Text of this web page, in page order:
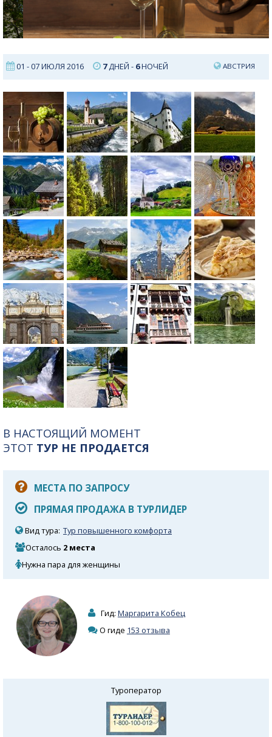
01 - 07 ИЮЛЯ 2016 7ДНЕЙ - 6НОЧЕЙ АВСТРИЯ
В НАСТОЯЩИЙ МОМЕНТ
ЭТОТ ТУР НЕ ПРОДАЕТСЯ
МЕСТА ПО ЗАПРОСУ
ПРЯМАЯ ПРОДАЖА В ТУРЛИДЕР
Вид тура: Тур повышенного комфорта
Осталось 2 места
Нужна пара для женщины
Гид: Маргарита Кобец
О гиде 153 отзыва
Туроператор